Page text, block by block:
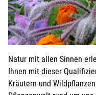
Natur mit allen Sinnen
Ihnen mit dieser
Kräutern und